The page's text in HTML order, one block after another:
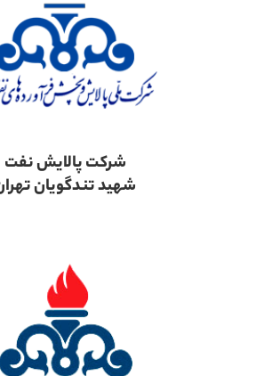
شرکت پالایش نفت
شهید تندگویان تهران